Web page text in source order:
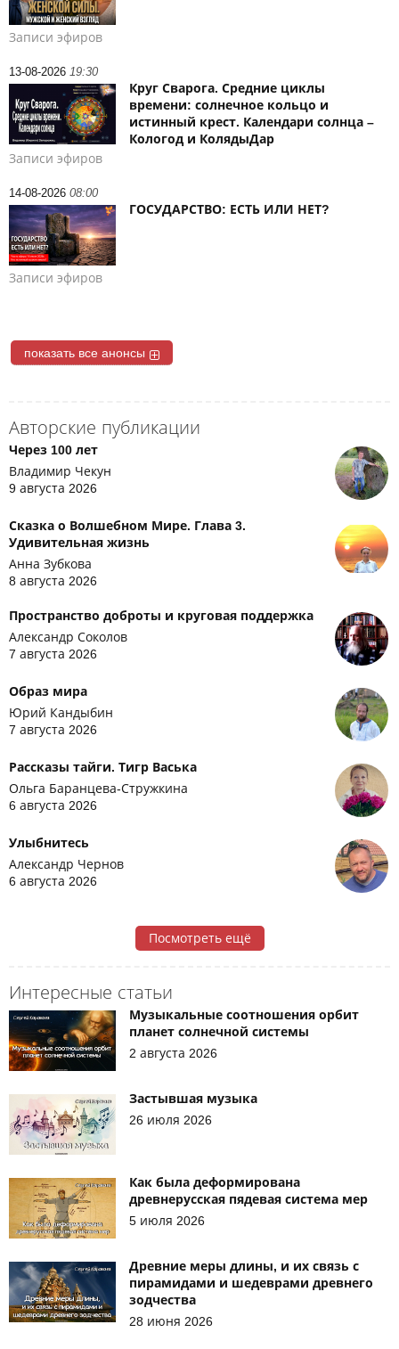
Записи эфиров
13-08-2026 19:30
Круг Сварога. Средние циклы
времени: солнечное кольцо и
истинный крест. Календари солнца –
Кологод и КолядыДар
Записи эфиров
14-08-2026 08:00
ГОСУДАРСТВО: ЕСТЬ ИЛИ НЕТ?
Записи эфиров
показать все анонсы
Авторские публикации
Через 100 лет
Владимир Чекун
9 августа 2026
Сказка о Волшебном Мире. Глава 3.
Удивительная жизнь
Анна Зубкова
8 августа 2026
Пространство доброты и круговая поддержка
Александр Соколов
7 августа 2026
Образ мира
Юрий Кандыбин
7 августа 2026
Рассказы тайги. Тигр Васька
Ольга Баранцева-Стружкина
6 августа 2026
Улыбнитесь
Александр Чернов
6 августа 2026
Посмотреть ещё
Интересные статьи
Музыкальные соотношения орбит
планет солнечной системы
2 августа 2026
Застывшая музыка
26 июля 2026
Как была деформирована
древнерусская пядевая система мер
5 июля 2026
Древние меры длины, и их связь с
пирамидами и шедеврами древнего
зодчества
28 июня 2026